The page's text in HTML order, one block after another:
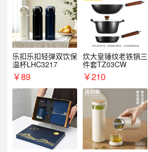
乐扣乐扣轻弹双饮保
温杯LHC3217
￥89
炊大皇锤纹老铁锅三
件套TZ03CW
￥210